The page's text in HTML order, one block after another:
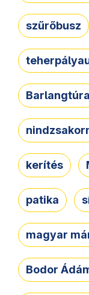
szűrőbusz
Barlangtúra
kerítés
patika
magyar
Bodor